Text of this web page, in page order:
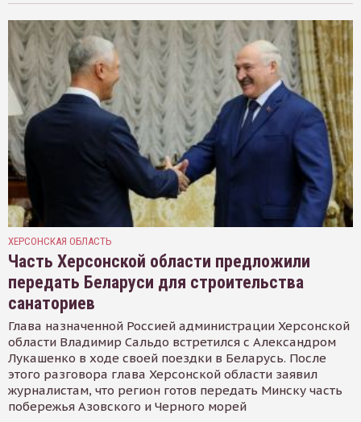
ХЕРСОНСКАЯ ОБЛАСТЬ
Часть Херсонской области предложили
передать Беларуси для строительства
санаториев
Глава назначенной Россией администрации Херсонской
области Владимир Сальдо встретился с Александром
Лукашенко в ходе своей поездки в Беларусь. После
этого разговора глава Херсонской области заявил
журналистам, что регион готов передать Минску часть
побережья Азовского и Черного морей